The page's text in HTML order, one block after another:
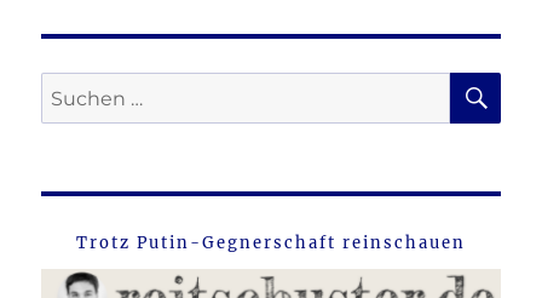
Suche
nach:
Trotz Putin-Gegnerschaft reinschauen